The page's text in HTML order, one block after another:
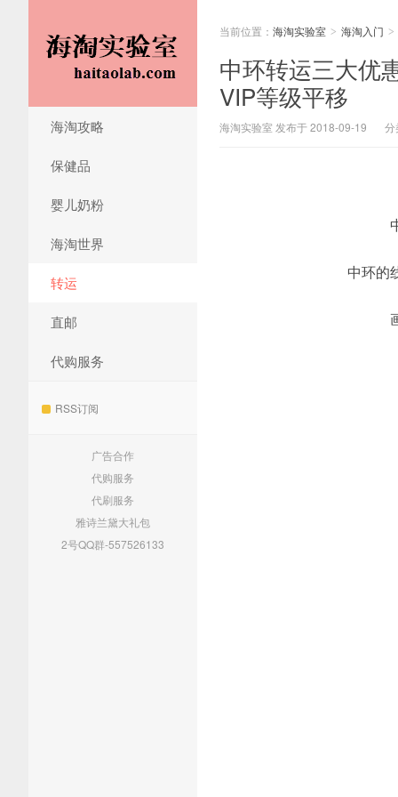
海淘攻略
保健品
婴儿奶粉
海淘世界
转运
直邮
代购服务
RSS订阅
广告合作
代购服务
代刷服务
雅诗兰黛大礼包
2号QQ群-557526133
当前位置： 海淘实验室 > 海淘入门 >
中环转运三大优
VIP等级平移
海淘实验室 发布于 2018-09-19 分
中环的